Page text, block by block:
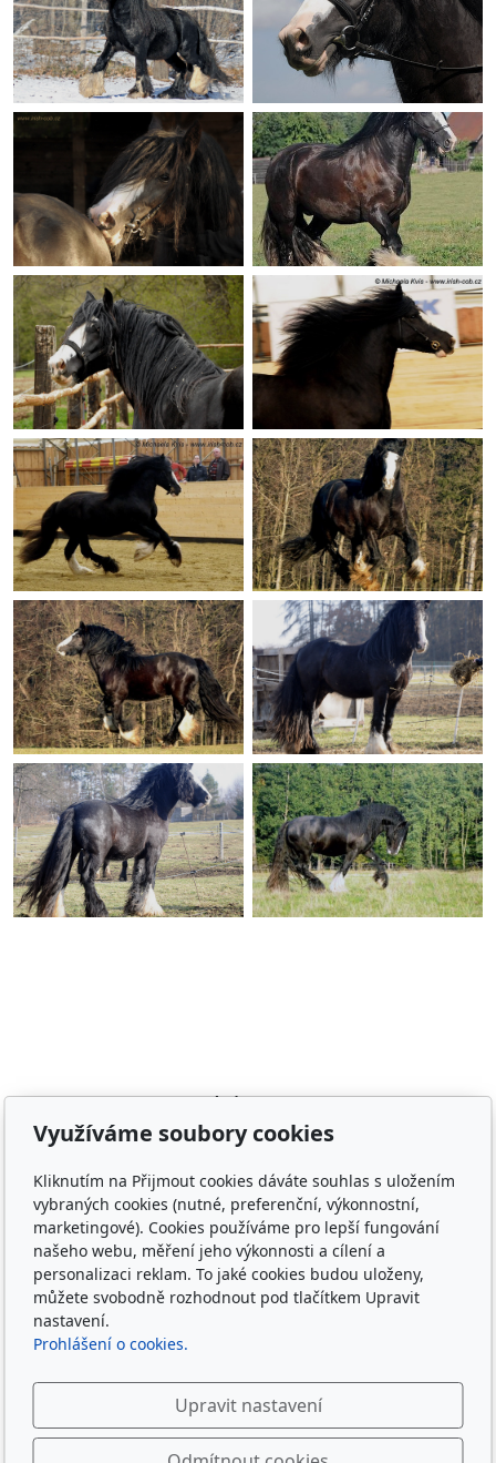
Adresa
Irish Cob the Czech Republic, z.s.
IČ 22852778
Bankovní spojení: 2001874788/2010
Kontakt
info@irishcob.cz
Využíváme soubory cookies
Kliknutím na Přijmout cookies dáváte souhlas s uložením
vybraných cookies (nutné, preferenční, výkonnostní,
marketingové). Cookies používáme pro lepší fungování
našeho webu, měření jeho výkonnosti a cílení a
personalizaci reklam. To jaké cookies budou uloženy,
můžete svobodně rozhodnout pod tlačítkem Upravit
nastavení.
Prohlášení o cookies.
Upravit nastavení